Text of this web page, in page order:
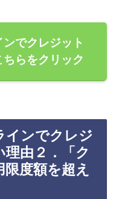
でクレジット
らをクリック
インでクレジ
由２．「ク
度額を超え